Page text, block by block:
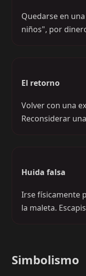
Quedarse en
niños", por
El retorno
Volver con una
Reconsiderar
Huida falsa
Irse físicamente
la maleta.
Simbolismo